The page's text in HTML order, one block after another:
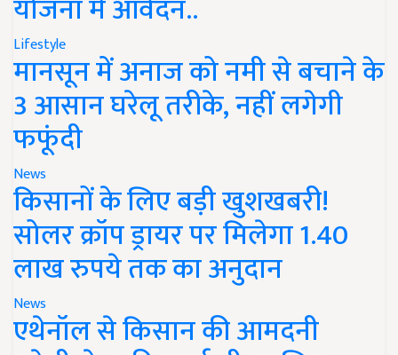
योजना में आवेदन..
Lifestyle
मानसून में अनाज को नमी से बचाने के
3 आसान घरेलू तरीके, नहीं लगेगी
फफूंदी
News
किसानों के लिए बड़ी खुशखबरी!
सोलर क्रॉप ड्रायर पर मिलेगा 1.40
लाख रुपये तक का अनुदान
News
एथेनॉल से किसान की आमदनी